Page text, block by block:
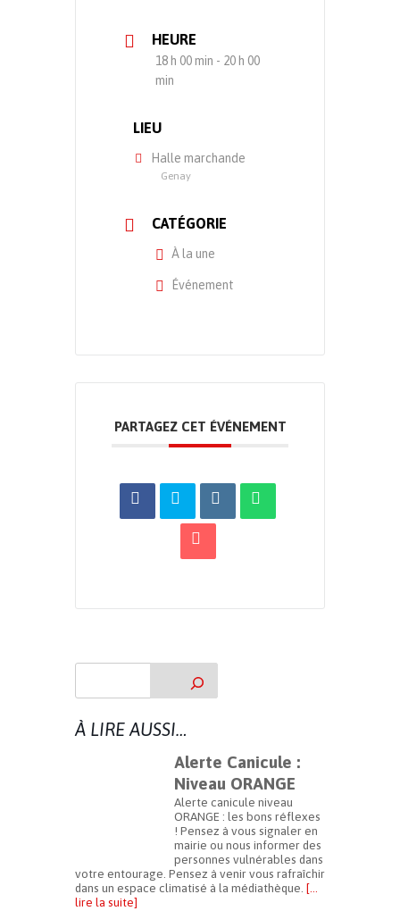
HEURE
18 h 00 min - 20 h 00
min
LIEU
Halle marchande
Genay
CATÉGORIE
À la une
Événement
PARTAGEZ CET ÉVÉNEMENT
À LIRE AUSSI…
Alerte Canicule :
Niveau ORANGE
Alerte canicule niveau
ORANGE : les bons réflexes
! Pensez à vous signaler en
mairie ou nous informer des
personnes vulnérables dans
votre entourage. Pensez à venir vous rafraîchir
dans un espace climatisé à la médiathèque. […
lire la suite]